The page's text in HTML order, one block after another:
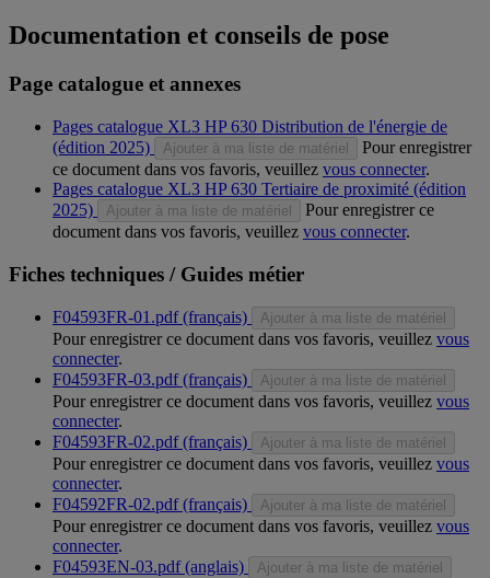
Documentation et conseils de pose
Page catalogue et annexes
Pages catalogue XL3 HP 630 Distribution de l'énergie de
(édition 2025)
Ajouter à ma liste de matériel
Pour enregistrer
ce document dans vos favoris, veuillez vous connecter.
Pages catalogue XL3 HP 630 Tertiaire de proximité (édition
2025)
Ajouter à ma liste de matériel
Pour enregistrer ce
document dans vos favoris, veuillez vous connecter.
Fiches techniques / Guides métier
F04593FR-01.pdf (français) Ajouter à ma liste de matériel
Pour enregistrer ce document dans vos favoris, veuillez vous
connecter.
F04593FR-03.pdf (français)
Ajouter à ma liste de matériel
Pour enregistrer ce document dans vos favoris, veuillez vous
connecter.
F04593FR-02.pdf (français)
Ajouter à ma liste de matériel
Pour enregistrer ce document dans vos favoris, veuillez vous
connecter.
F04592FR-02.pdf (français)
Ajouter à ma liste de matériel
Pour enregistrer ce document dans vos favoris, veuillez vous
connecter.
F04593EN-03.pdf (anglais)
Ajouter à ma liste de matériel